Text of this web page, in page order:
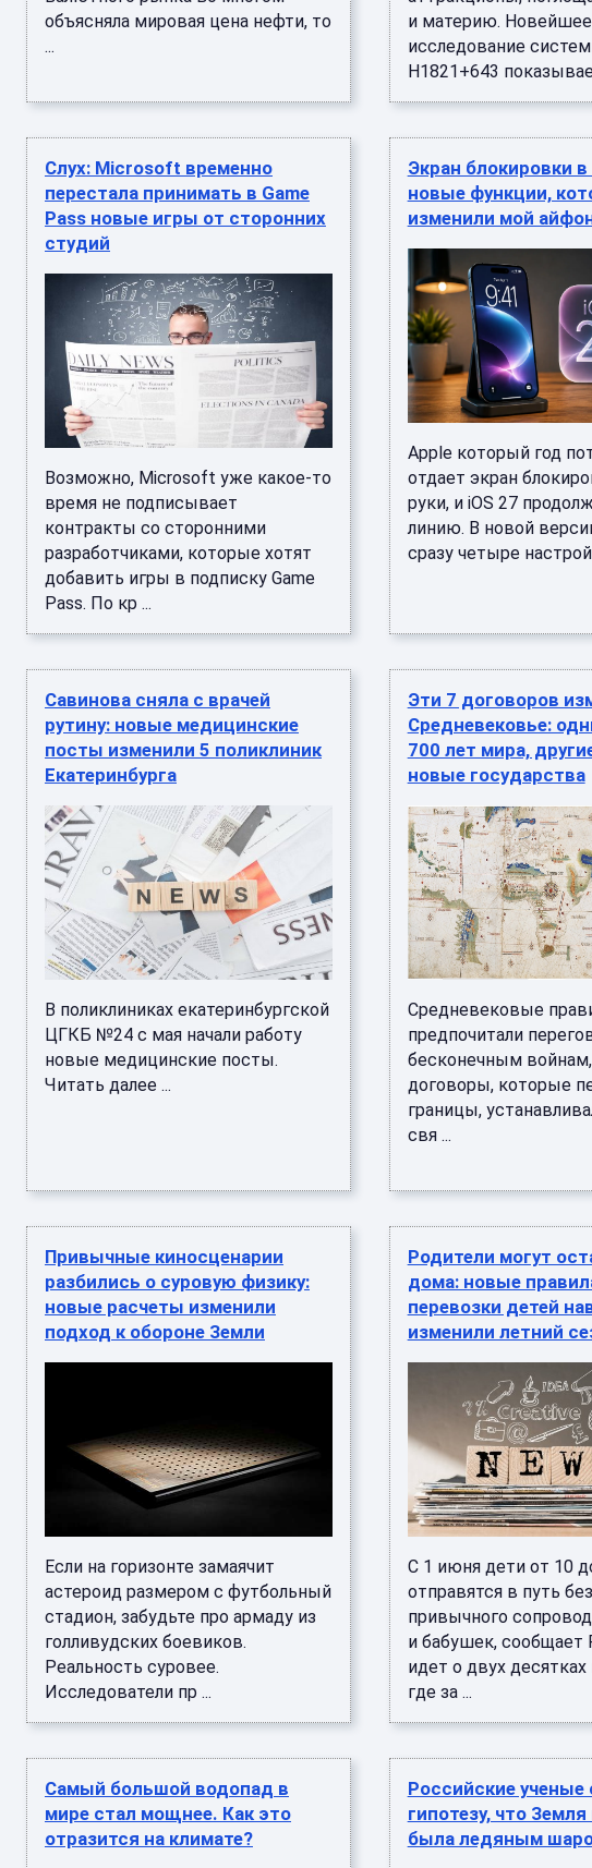
объясняла мировая цена нефти, то
...
и материю. Новейшее
исследование
H1821+643
Слух: Microsoft временно
перестала принимать в Game
Pass новые игры от сторонних
студий
Возможно, Microsoft уже какое-то
время не подписывает
контракты со сторонними
разработчиками, которые хотят
добавить игры в подписку Game
Pass. По кр ...
Экран блокировки в
новые функции,
изменили мой
Apple который год
отдает экран
руки, и iOS 27
линию. В новой
сразу четыре
Савинова сняла с врачей
рутину: новые медицинские
посты изменили 5 поликлиник
Екатеринбурга
В поликлиниках екатеринбургской
ЦГКБ №24 с мая начали работу
новые медицинские посты.
Читать далее ...
Эти 7 договоров
Средневековье:
700 лет мира,
новые государства
Средневековые
предпочитали
бесконечным
договоры, которые
границы,
свя ...
Привычные киносценарии
разбились о суровую физику:
новые расчеты изменили
подход к обороне Земли
Если на горизонте замаячит
астероид размером с футбольный
стадион, забудьте про армаду из
голливудских боевиков.
Реальность суровее.
Исследователи пр ...
Родители могут
дома: новые
перевозки детей
изменили летний
С 1 июня дети от 10
отправятся в путь без
привычного
и бабушек,
идет о двух
где за ...
Самый большой водопад в
мире стал мощнее. Как это
отразится на климате?
Российские ученые
гипотезу, что
была ледяным